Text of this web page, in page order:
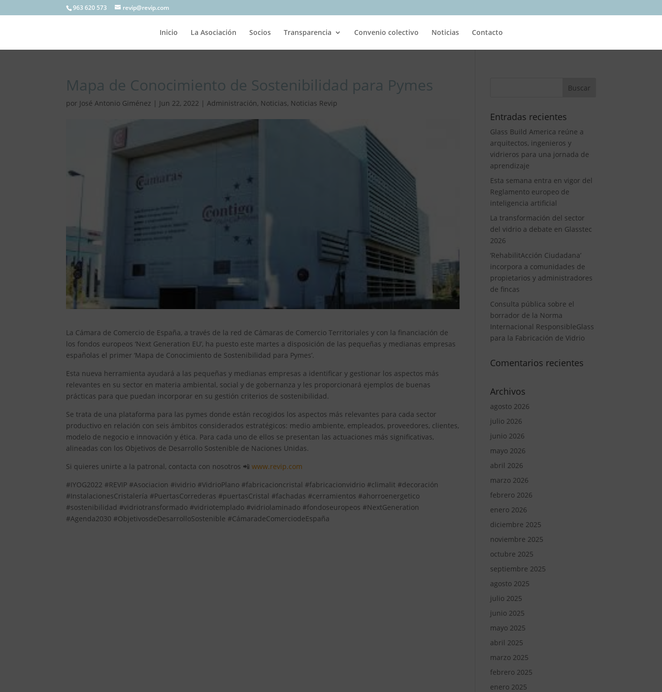
963 620 573 revip@revip.com
Inicio La Asociación Socios Transparencia Convenio colectivo Noticias Contacto
Mapa de Conocimiento de Sostenibilidad para Pymes
por José Antonio Giménez | Jun 22, 2022 |Administración, Noticias, Noticias Revip
La Cámara de Comercio de España, a través de la red de Cámaras de Comercio Territoriales y con la financiación de
los fondos europeos ‘Next Generation EU’, ha puesto este martes a disposición de las pequeñas y medianas empresas
españolas el primer ‘Mapa de Conocimiento de Sostenibilidad para Pymes’.
Esta nueva herramienta ayudará a las pequeñas y medianas empresas a identificar y gestionar los aspectos más
relevantes en su sector en materia ambiental, social y de gobernanza y les proporcionará ejemplos de buenas
prácticas para que puedan incorporar en su gestión criterios de sostenibilidad.
Se trata de una plataforma para las pymes donde están recogidos los aspectos más relevantes para cada sector
productivo en relación con seis ámbitos considerados estratégicos: medio ambiente, empleados, proveedores, clientes,
modelo de negocio e innovación y ética. Para cada uno de ellos se presentan las actuaciones más significativas,
alineadas con los Objetivos de Desarrollo Sostenible de Naciones Unidas.
Si quieres unirte a la patronal, contacta con nosotros 📲www.revip.com
#IYOG2022 #REVIP #Asociacion #ividrio #VidrioPlano #fabricacioncristal #fabricacionvidrio #climalit #decoración
#InstalacionesCristalería #PuertasCorrederas #puertasCristal #fachadas #cerramientos #ahorroenergetico
#sostenibilidad #vidriotransformado #vidriotemplado #vidriolaminado #fondoseuropeos #NextGeneration
#Agenda2030 #ObjetivosdeDesarrolloSostenible #CámaradeComerciodeEspaña
Entradas recientes
Glass Build America reúne a
arquitectos, ingenieros y
vidrieros para una jornada de
aprendizaje
Esta semana entra en vigor del
Reglamento europeo de
inteligencia artificial
La transformación del sector
del vidrio a debate en Glasstec
2026
‘RehabilitAcción Ciudadana’
incorpora a comunidades de
propietarios y administradores
de fincas
Consulta pública sobre el
borrador de la Norma
Internacional ResponsibleGlass
para la Fabricación de Vidrio
Comentarios recientes
Archivos
agosto 2026
julio 2026
junio 2026
mayo 2026
abril 2026
marzo 2026
febrero 2026
enero 2026
diciembre 2025
noviembre 2025
octubre 2025
septiembre 2025
agosto 2025
julio 2025
junio 2025
mayo 2025
abril 2025
marzo 2025
febrero 2025
enero 2025